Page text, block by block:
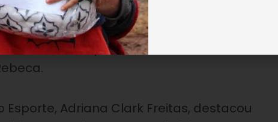
do esporte e de que o corpo tem
participar de apresentações para
de que existem mais coisas além
Adriana Clark Freitas, destacou